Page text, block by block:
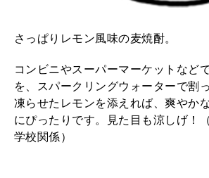
さっぱりレモン風味の麦焼酎。
コンビニやスーパーマーケットなど
を、スパークリングウォーターで割
凍らせたレモンを添えれば、爽やか
にぴったりです。見た目も涼しげ！
学校関係）